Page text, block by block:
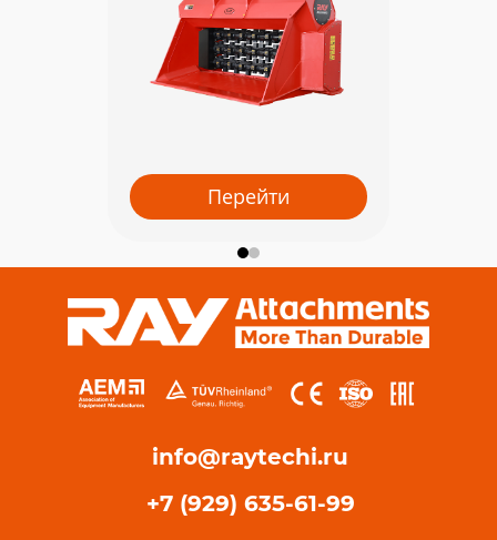
Перейти
info@raytechi.ru
+7 (929) 635-61-99